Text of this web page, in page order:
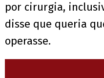
por cirurgia,
disse que queria
operasse.